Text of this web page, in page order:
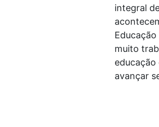
integral
muito
avançar